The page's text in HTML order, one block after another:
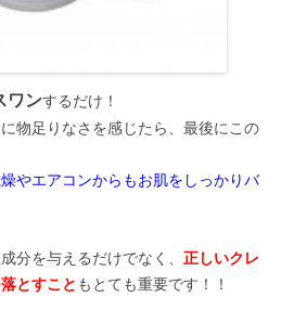
ワンするだけ！
物足りなさを感じたら、最後にこの
やエアコンからもお肌をしっかりバ
分を与えるだけでなく、 正しいクレ
とすこと もとても重要です！！